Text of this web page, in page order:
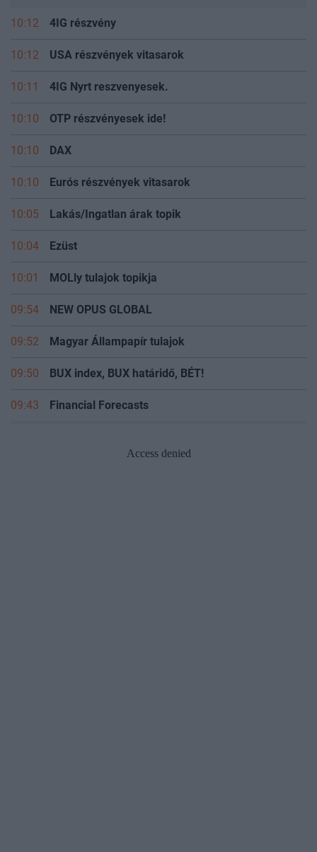
10:12 4IG részvény
10:12 USA részvények vitasarok
10:11 4IG Nyrt reszvenyesek.
10:10 OTP részvényesek ide!
10:10 DAX
10:10 Eurós részvények vitasarok
10:05 Lakás/Ingatlan árak topik
10:04 Ezüst
10:01 MOLly tulajok topikja
09:54 NEW OPUS GLOBAL
09:52 Magyar Állampapír tulajok
09:50 BUX index, BUX határidő, BÉT!
09:43 Financial Forecasts